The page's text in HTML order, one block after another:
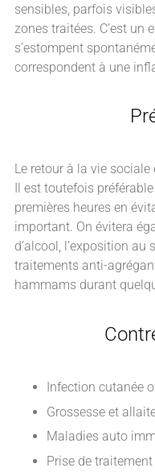
sensibles, parfois
zones traitées. C’est un
s’estompent
correspondent à une
Le retour à la vie
Il est toutefois
premières heures en
important. On évitera
d’alcool, l’exposition
traitements anti-
hammams durant
Infection cutanée
Grossesse et
Maladies auto
Prise de